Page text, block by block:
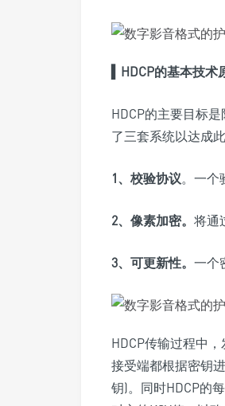
HDCP的基本技术
HDCP的主要目标
了三套系统以达成
1、校验协议。一个
2、像素加密。 将通
3、可更新性。 一个
HDCP传输过程中
接受端都根据密钥
钥)。同时HDCP的